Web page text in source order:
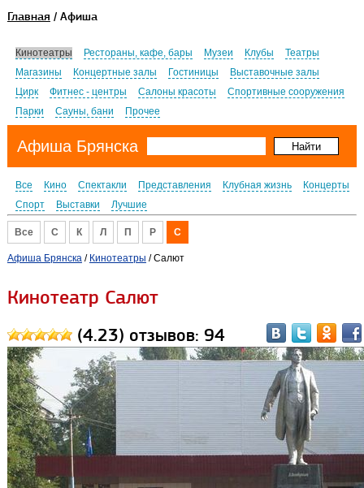
Главная / Афиша
Кинотеатры Рестораны, кафе, бары Музеи Клубы
Театры
Магазины
Концертные залы Гостиницы
Выставочные залы
Цирк
Фитнес - центры Салоны красоты
Спортивные сооружения
Парки
Сауны, бани Прочее
Афиша Брянска
Все Кино Спектакли Представления Клубная жизнь
Концерты
Спорт
Выставки Лучшие
Все C К Л П Р С
Афиша Брянска/ Кинотеатры / Салют
Кинотеатр Салют
(4.23) отзывов: 94